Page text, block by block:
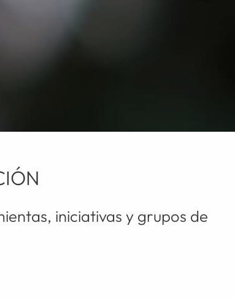
iniciativas y grupos de